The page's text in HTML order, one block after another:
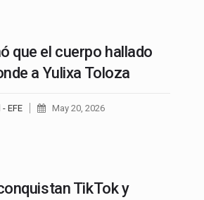
que el cuerpo hallado
a Yulixa Toloza
EFE May 20, 2026
TikTok y